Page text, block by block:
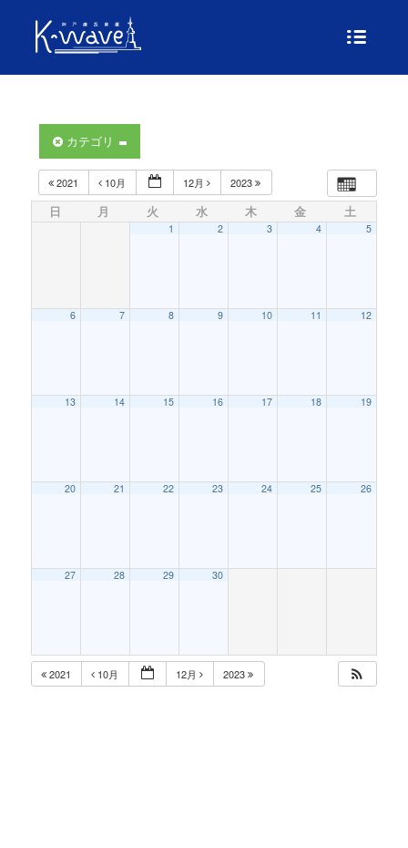
カテゴリ
2021 10月 12月 2023
日 月 火 水 木 金 土
1 2 3 4 5
6 7 8 9 10 11 12
13 14 15 16 17 18 19
20 21 22 23 24 25 26
27 28 29 30
2021 10月 12月 2023